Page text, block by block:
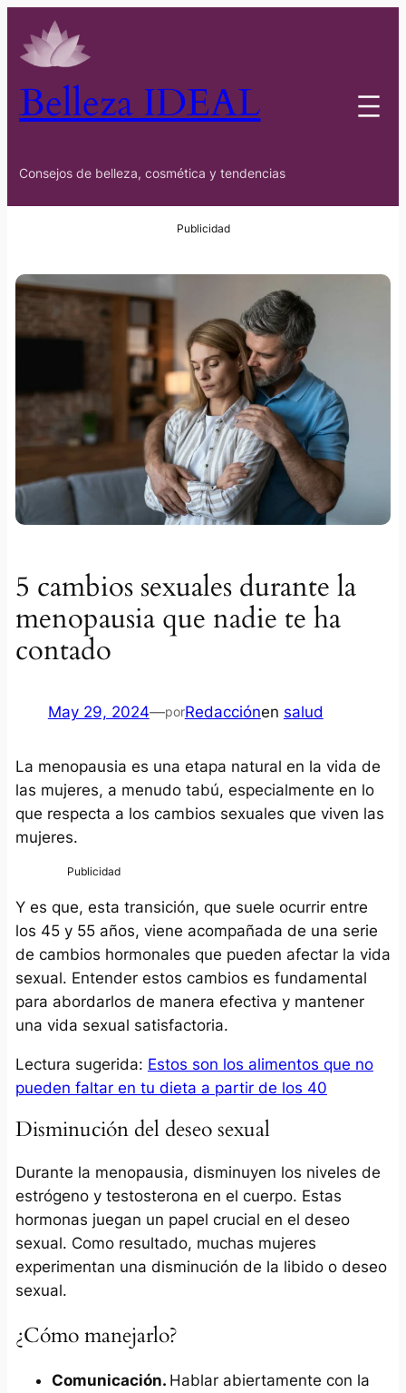
Belleza IDEAL
Consejos de belleza, cosmética y tendencias
5 cambios sexuales durante la
menopausia que nadie te ha
contado
May 29, 2024—porRedacciónen salud
La menopausia es una etapa natural en la vida de
las mujeres, a menudo tabú, especialmente en lo
que respecta a los cambios sexuales que viven las
mujeres.
Y es que, esta transición, que suele ocurrir entre
los 45 y 55 años, viene acompañada de una serie
de cambios hormonales que pueden afectar la vida
sexual. Entender estos cambios es fundamental
para abordarlos de manera efectiva y mantener
una vida sexual satisfactoria.
Lectura sugerida: Estos son los alimentos que no
pueden faltar en tu dieta a partir de los 40
Disminución del deseo sexual
Durante la menopausia, disminuyen los niveles de
estrógeno y testosterona en el cuerpo. Estas
hormonas juegan un papel crucial en el deseo
sexual. Como resultado, muchas mujeres
experimentan una disminución de la libido o deseo
sexual.
¿Cómo manejarlo?
Comunicación. Hablar abiertamente con la